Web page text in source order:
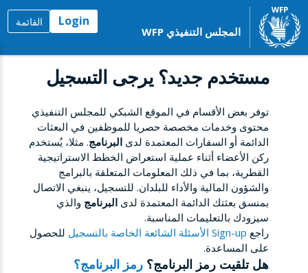
المجلس التنفيذي WFP
Login القائمة
مستخدم جديد؟ يرجى التسجيل
توفر بعض الأقسام في الموقع الشبكي للمجلس التنفيذي
محتوى وخدمات مخصصة حصريا للموظفين في البعثات
الدائمة أو السفارات المعتمدة لدى البرنامج. مثلا، يُستخدم
ركن الأعضاء أثناء عملية استعراض الخطط الاستراتيجية
القطرية، بما في ذلك المعلومات المتعلقة بالبرامج
والشؤون المالية والأداء للبلدان. للتسجيل، ينبغي الاتصال
بمنسق بعثتك الدائمة المعتمدة لدى البرنامج والذي
سيزودك بالتعليمات المناسبة.
راجع Sign-up الأسئلة الشائعة الخاصة بالتسجيل
للحصول
على المساعدة.
هل تلقيت رمز البرنامج؟ رمز البرنامج؟